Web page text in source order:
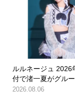
ルルネージュ 2026
付で渚一夏がグルー
2026.08.06